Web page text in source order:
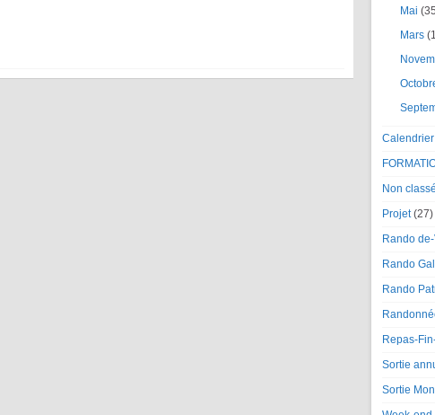
Mai
Mars
Non classé
Projet(27)
Rando
Rando
Rando
Repas-
Sortie
Sortie